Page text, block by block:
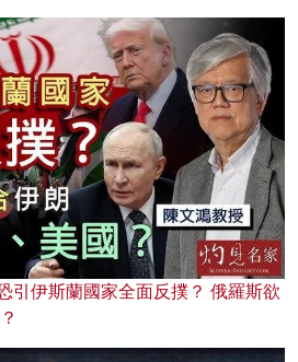
引伊斯蘭國家全面反撲？ 俄羅斯欲